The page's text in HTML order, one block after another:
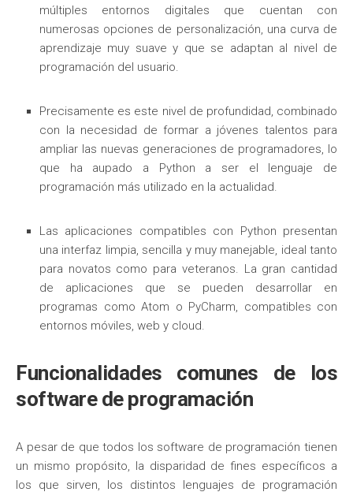
múltiples entornos digitales que cuentan con
numerosas opciones de personalización, una curva de
aprendizaje muy suave y que se adaptan al nivel de
programación del usuario.
Precisamente es este nivel de profundidad, combinado
con la necesidad de formar a jóvenes talentos para
ampliar las nuevas generaciones de programadores, lo
que ha aupado a Python a ser el lenguaje de
programación más utilizado en la actualidad.
Las aplicaciones compatibles con Python presentan
una interfaz limpia, sencilla y muy manejable, ideal tanto
para novatos como para veteranos. La gran cantidad
de aplicaciones que se pueden desarrollar en
programas como Atom o PyCharm, compatibles con
entornos móviles, web y cloud.
Funcionalidades comunes de los
software de programación
A pesar de que todos los software de programación tienen
un mismo propósito, la disparidad de fines específicos a
los que sirven, los distintos lenguajes de programación